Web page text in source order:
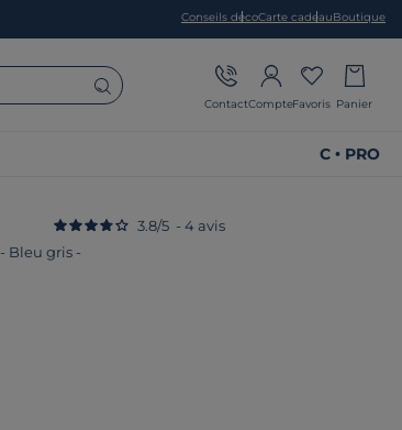
Conseils décoCarte cadeauBoutique
ContactCompteFavoris Panier
C • PRO
- Bleu gris-
3.8/5 - 4 avis